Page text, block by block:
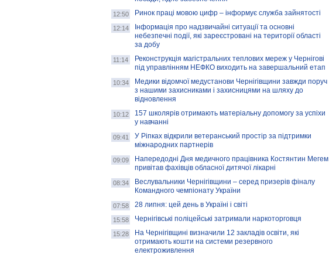
12:50 Ринок праці мовою цифр – інформує служба зайнятості
12:14
Інформація про надзвичайні ситуації та основні
небезпечні події, які зареєстровані на території області
за добу
11:14
Реконструкція магістральних теплових мереж у Чернігові
під управлінням НЕФКО виходить на завершальний етап
10:34
Медики відомчої медустанови Чернігівщини завжди поруч
з нашими захисниками і захисницями на шляху до
відновлення
10:12
157 школярів отримають матеріальну допомогу за успіхи
у навчанні
09:41
У Ріпках відкрили ветеранський простір за підтримки
міжнародних партнерів
09:09
Напередодні Дня медичного працівника Костянтин Мегем
привітав фахівців обласної дитячої лікарні
08:34
Веслувальники Чернігівщини – серед призерів фіналу
Командного чемпіонату України
07:58 28 липня: цей день в Україні і світі
15:58 Чернігівські поліцейські затримали наркоторговця
15:28
На Чернігівщині визначили 12 закладів освіти, які
отримають кошти на системи резервного
електроживлення